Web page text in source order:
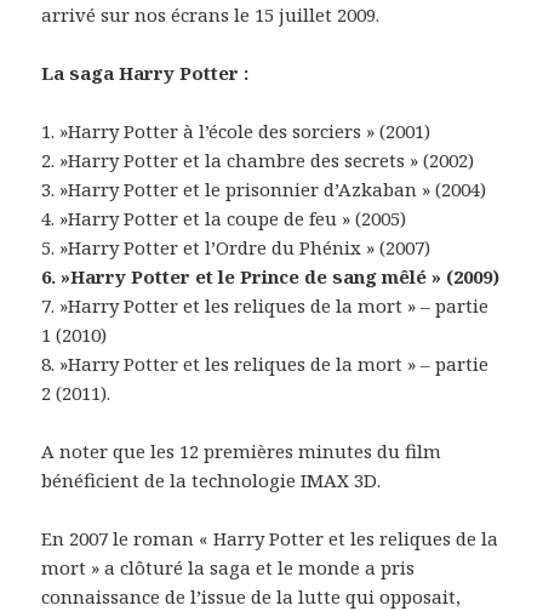
arrivé sur nos écrans le 15 juillet 2009.
La saga Harry Potter :
1. »Harry Potter à l’école des sorciers » (2001)
2. »Harry Potter et la chambre des secrets » (2002)
3. »Harry Potter et le prisonnier d’Azkaban » (2004)
4. »Harry Potter et la coupe de feu » (2005)
5. »Harry Potter et l’Ordre du Phénix » (2007)
6. »Harry Potter et le Prince de sang mêlé » (2009)
7. »Harry Potter et les reliques de la mort » – partie
1 (2010)
8. »Harry Potter et les reliques de la mort » – partie
2 (2011).
A noter que les 12 premières minutes du film
bénéficient de la technologie IMAX 3D.
En 2007 le roman « Harry Potter et les reliques de la
mort » a clôturé la saga et le monde a pris
connaissance de l’issue de la lutte qui opposait,